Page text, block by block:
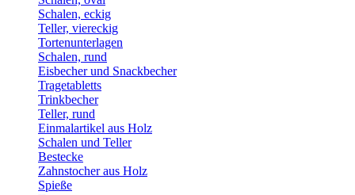
Schalen, eckig
Teller, viereckig
Tortenunterlagen
Schalen, rund
Eisbecher und Snackbecher
Tragetabletts
Trinkbecher
Teller, rund
Einmalartikel aus Holz
Schalen und Teller
Bestecke
Zahnstocher aus Holz
Spieße